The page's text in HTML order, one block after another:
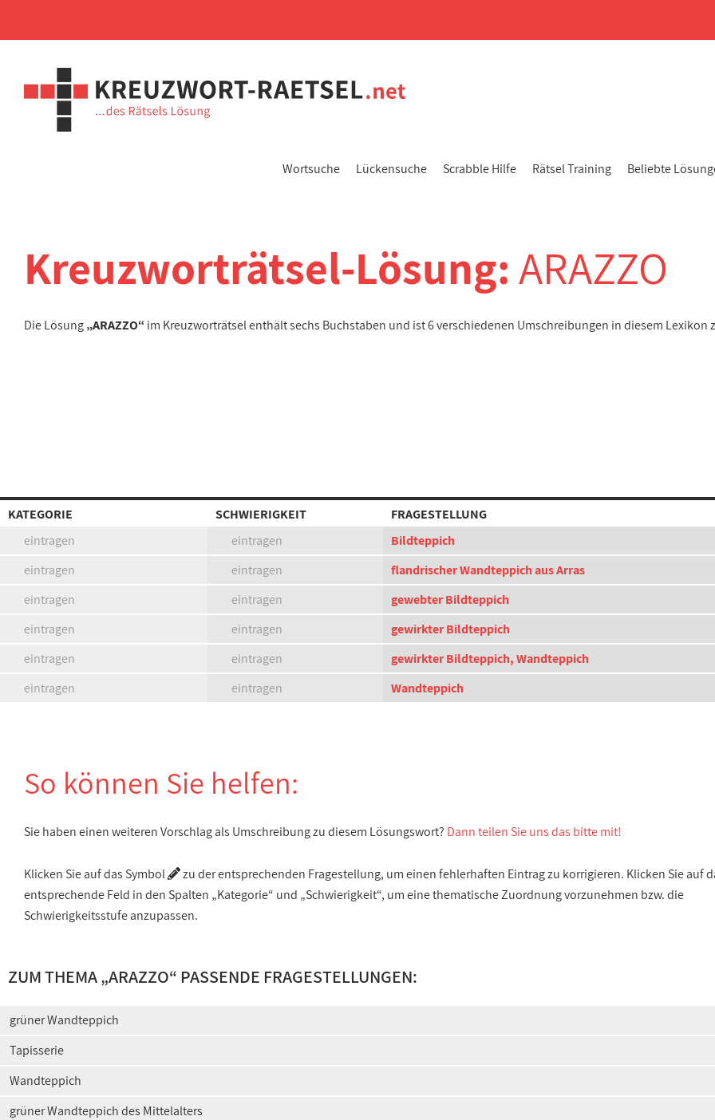
Wortsuche Lückensuche Scrabble Hilfe Rätsel Training Beliebte
Kreuzworträtsel-Lösung:ARAZZO
Die Lösung„ARAZZO“ im Kreuzworträtsel enthält sechs Buchstaben und ist 6 verschiedenen Umschreibungen in diesem Lexikon
KATEGORIE SCHWIERIGKEIT
FRAGESTELLUNG
eintragen
eintragen
Bildteppich
eintragen
eintragen
flandrischer Wandteppich aus Arras
eintragen
eintragen
gewebter Bildteppich
eintragen
eintragen
gewirkter Bildteppich
eintragen
eintragen
gewirkter Bildteppich, Wandteppich
eintragen
eintragen Wandteppich
So können Sie helfen:
Sie haben einen weiteren Vorschlag als Umschreibung zu diesem Lösungswort? Dann teilen Sie uns das bitte mit!
Klicken Sie auf das Symbol
zu der entsprechenden Fragestellung, um einen fehlerhaften Eintrag zu korrigieren. Klicken Sie auf
entsprechende Feld in den Spalten „Kategorie“ und „Schwierigkeit“, um eine thematische Zuordnung vorzunehmen bzw. die
Schwierigkeitsstufe anzupassen.
ZUM THEMA „ARAZZO“ PASSENDE FRAGESTELLUNGEN:
grüner Wandteppich
Tapisserie
Wandteppich
grüner Wandteppich des Mittelalters